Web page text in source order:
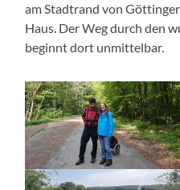
am Stadtrand von
Haus. Der Weg durch den
beginnt dort unmittelbar.